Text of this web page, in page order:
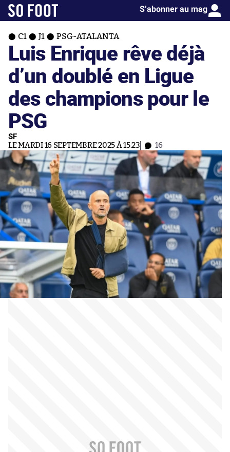
S’abonner au mag
C1 J1 PSG-ATALANTA
Luis Enrique rêve déjà
d’un doublé en Ligue
des champions pour le
PSG
SF
LE MARDI 16 SEPTEMBRE 2025 À 15:23 16